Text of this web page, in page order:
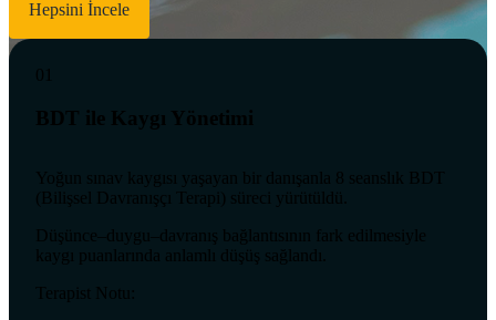
Hepsini İncele
01
BDT ile Kaygı Yönetimi
Yoğun sınav kaygısı yaşayan bir danışanla 8 seanslık BDT
(Bilişsel Davranışçı Terapi) süreci yürütüldü.
Düşünce–duygu–davranış bağlantısının fark edilmesiyle
kaygı puanlarında anlamlı düşüş sağlandı.
Terapist Notu: